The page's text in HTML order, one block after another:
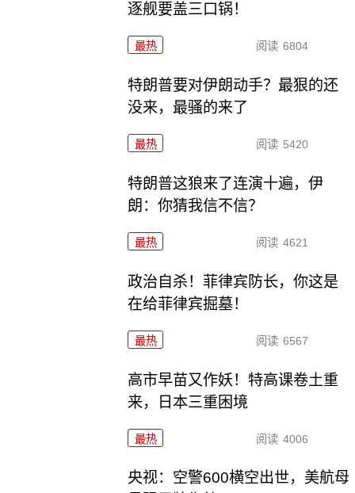
逐舰要盖三口锅！
最热 阅读 6804
特朗普要对伊朗动手？最狠的还
没来，最骚的来了
最热 阅读 5420
特朗普这狼来了连演十遍，伊
朗：你猜我信不信？
最热 阅读 4621
政治自杀！菲律宾防长，你这是
在给菲律宾掘墓！
最热 阅读 6567
高市早苗又作妖！特高课卷土重
来，日本三重困境
最热 阅读 4006
央视：空警600横空出世，美航母